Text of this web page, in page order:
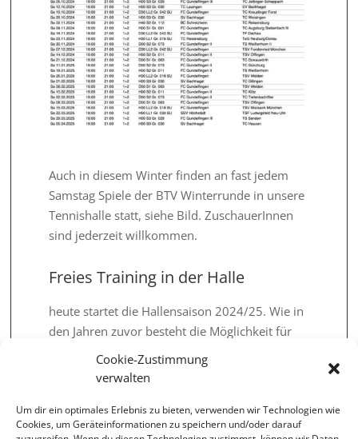
Cookie-Zustimmung
verwalten
Um dir ein optimales Erlebnis zu bieten, verwenden wir Technologien wie
Cookies, um Geräteinformationen zu speichern und/oder darauf
Auch in diesem Winter finden an fast jedem
Samstag Spiele der BTV Winterrunde in unsere
Tennishalle statt, siehe Bild. ZuschauerInnen
sind jederzeit willkommen.
Freies Training in der Halle
heute startet die Hallensaison 2024/25. Wie in
den Jahren zuvor besteht die Möglichkeit für
die FCG MannschaftsspielerInnen am
Donnerstag und Sonntag einen der für die
eigenes Training zu buchen.